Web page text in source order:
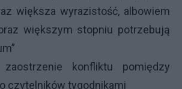
większa wyrazistość, albowiem
większym stopniu potrzebują
konfliktu pomiędzy
czytelników tygodnikami